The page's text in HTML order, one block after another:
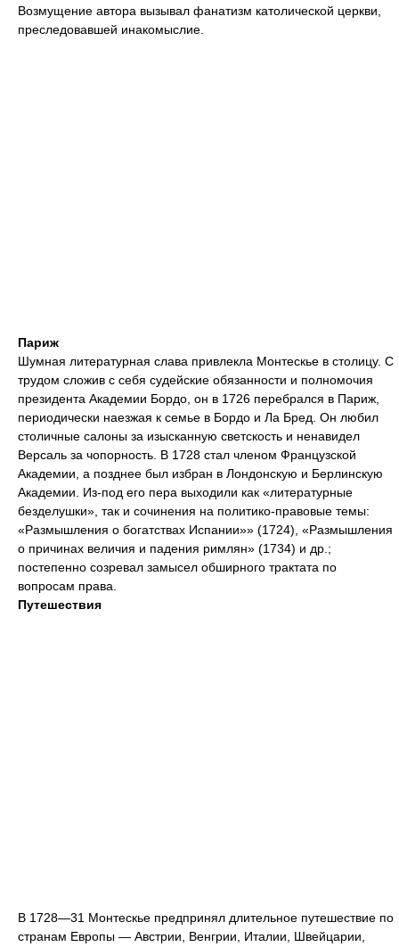
Возмущение автора вызывал фанатизм католической церкви,
преследовавшей инакомыслие.
Париж
Шумная литературная слава привлекла Монтескье в столицу. С
трудом сложив с себя судейские обязанности и полномочия
президента Академии Бордо, он в 1726 перебрался в Париж,
периодически наезжая к семье в Бордо и Ла Бред. Он любил
столичные салоны за изысканную светскость и ненавидел
Версаль за чопорность. В 1728 стал членом Французской
Академии, а позднее был избран в Лондонскую и Берлинскую
Академии. Из-под его пера выходили как «литературные
безделушки», так и сочинения на политико-правовые темы:
«Размышления о богатствах Испании»» (1724), «Размышления
о причинах величия и падения римлян» (1734) и др.;
постепенно созревал замысел обширного трактата по
вопросам права.
Путешествия
В 1728—31 Монтескье предпринял длительное путешествие по
странам Европы — Австрии, Венгрии, Италии, Швейцарии,